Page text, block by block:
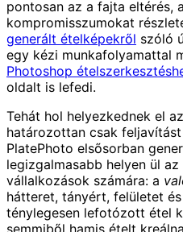
pontosan az a fajta eltérés,
kompromisszumokat
generált ételképekről szóló
egy kézi munkafolyamattal
Photoshop
oldalt is lefedi.
Tehát hol helyezkednek el
határozottan csak
PlatePhoto elsősorban
legizgalmasabb helyen ül
vállalkozások számára: a
hátteret, tányért, felületet
ténylegesen lefotózott étel